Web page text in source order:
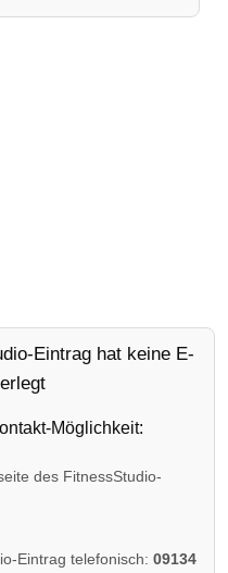
Eintrag hat keine E-
Möglichkeit:
des FitnessStudio-
Eintrag telefonisch:09134